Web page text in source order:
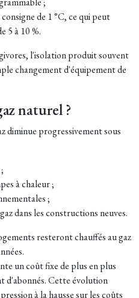
de 1 °C, ce qui peut
5 à 10 %.
l'isolation produit souvent
changement d'équipement de
naturel ?
diminue progressivement sous
à chaleur ;
;
dans les constructions neuves.
resteront chauffés au gaz
un coût fixe de plus en plus
d'abonnés. Cette évolution
à la hausse sur les coûts